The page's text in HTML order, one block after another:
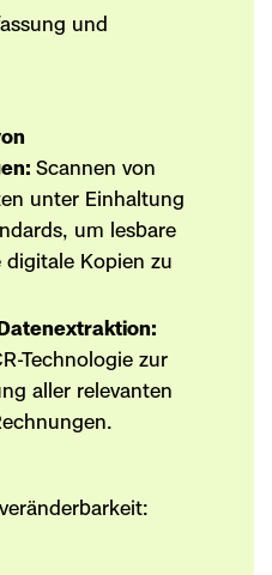
und
Scannen von
unter Einhaltung
um lesbare
Kopien zu
Technologie zur
aller relevanten